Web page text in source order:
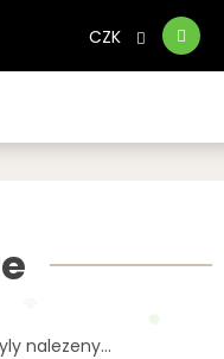
CZK
nalezeny...